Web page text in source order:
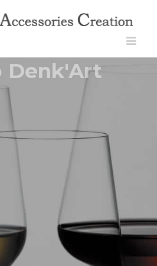
Denk'Art
ハンドメイドワイングラス